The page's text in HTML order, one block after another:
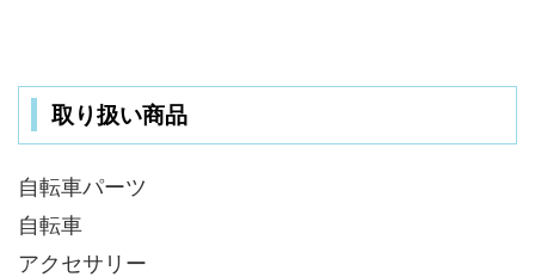
取り扱い商品
自転車パーツ
自転車
アクセサリー